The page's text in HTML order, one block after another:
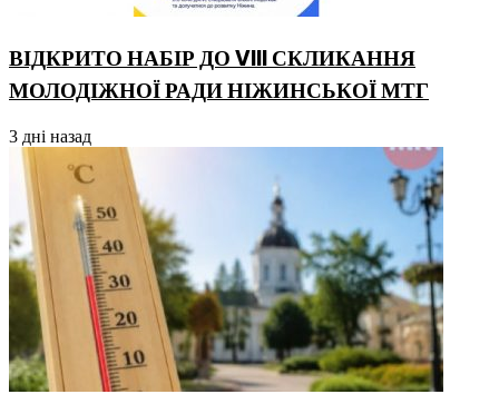
ВІДКРИТО НАБІР ДО VIII СКЛИКАННЯ
МОЛОДІЖНОЇ РАДИ НІЖИНСЬКОЇ МТГ
3 дні назад